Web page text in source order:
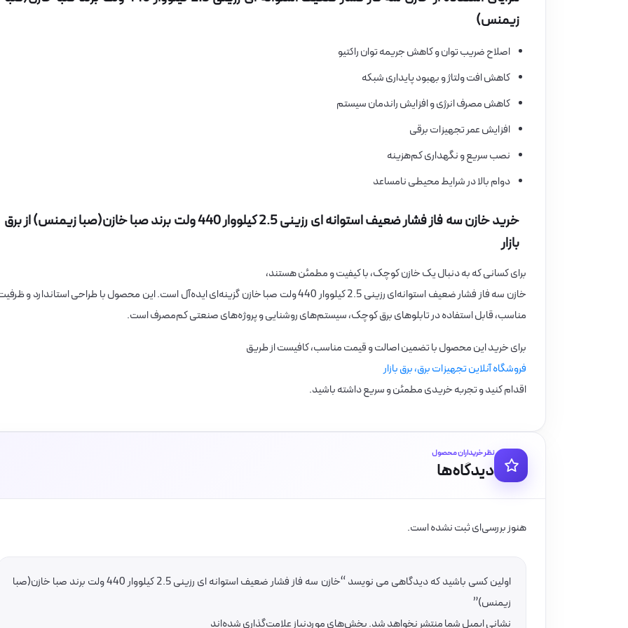
زیمنس)
اصلاح ضریب توان و کاهش جریمه توان راکتیو
کاهش افت ولتاژ و بهبود پایداری شبکه
کاهش مصرف انرژی و افزایش راندمان سیستم
افزایش عمر تجهیزات برقی
نصب سریع و نگهداری کم‌هزینه
دوام بالا در شرایط محیطی نامساعد
خرید خازن سه فاز فشار ضعیف استوانه ای رزینی 2.5 کیلووار 440 ولت برند صبا خازن(صبا زیمنس) از برق
بازار
برای کسانی که به دنبال یک خازن کوچک، با کیفیت و مطمئن هستند،
خازن سه فاز فشار ضعیف استوانه‌ای رزینی 2.5 کیلووار 440 ولت صبا خازن گزینه‌ای ایده‌آل است. این محصول با طراحی استاندارد و
مناسب، قابل استفاده در تابلوهای برق کوچک، سیستم‌های روشنایی و پروژه‌های صنعتی کم‌مصرف است.
برای خرید این محصول با تضمین اصالت و قیمت مناسب، کافیست از طریق
فروشگاه آنلاین تجهیزات برق، برق بازار
اقدام کنید و تجربه خریدی مطمئن و سریع داشته باشید.
نظر خریداران محصول
دیدگاه‌ها
هنوز بررسی‌ای ثبت نشده است.
اولین کسی باشید که دیدگاهی می نویسد “خازن سه فاز فشار ضعیف استوانه ای رزینی 2.5 کیلووار 440 ولت برند صبا خازن(صبا
زیمنس)”
نشانی ایمیل شما منتشر نخواهد شد.بخش‌های موردنیاز علامت‌گذاری شده‌اند